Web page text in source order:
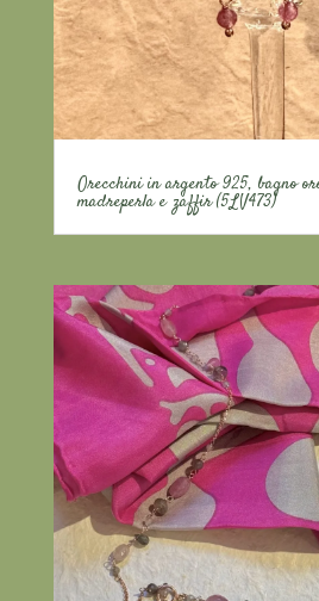
Orecchini in argento 925, bagno
madreperla e zaffir (5LV473)